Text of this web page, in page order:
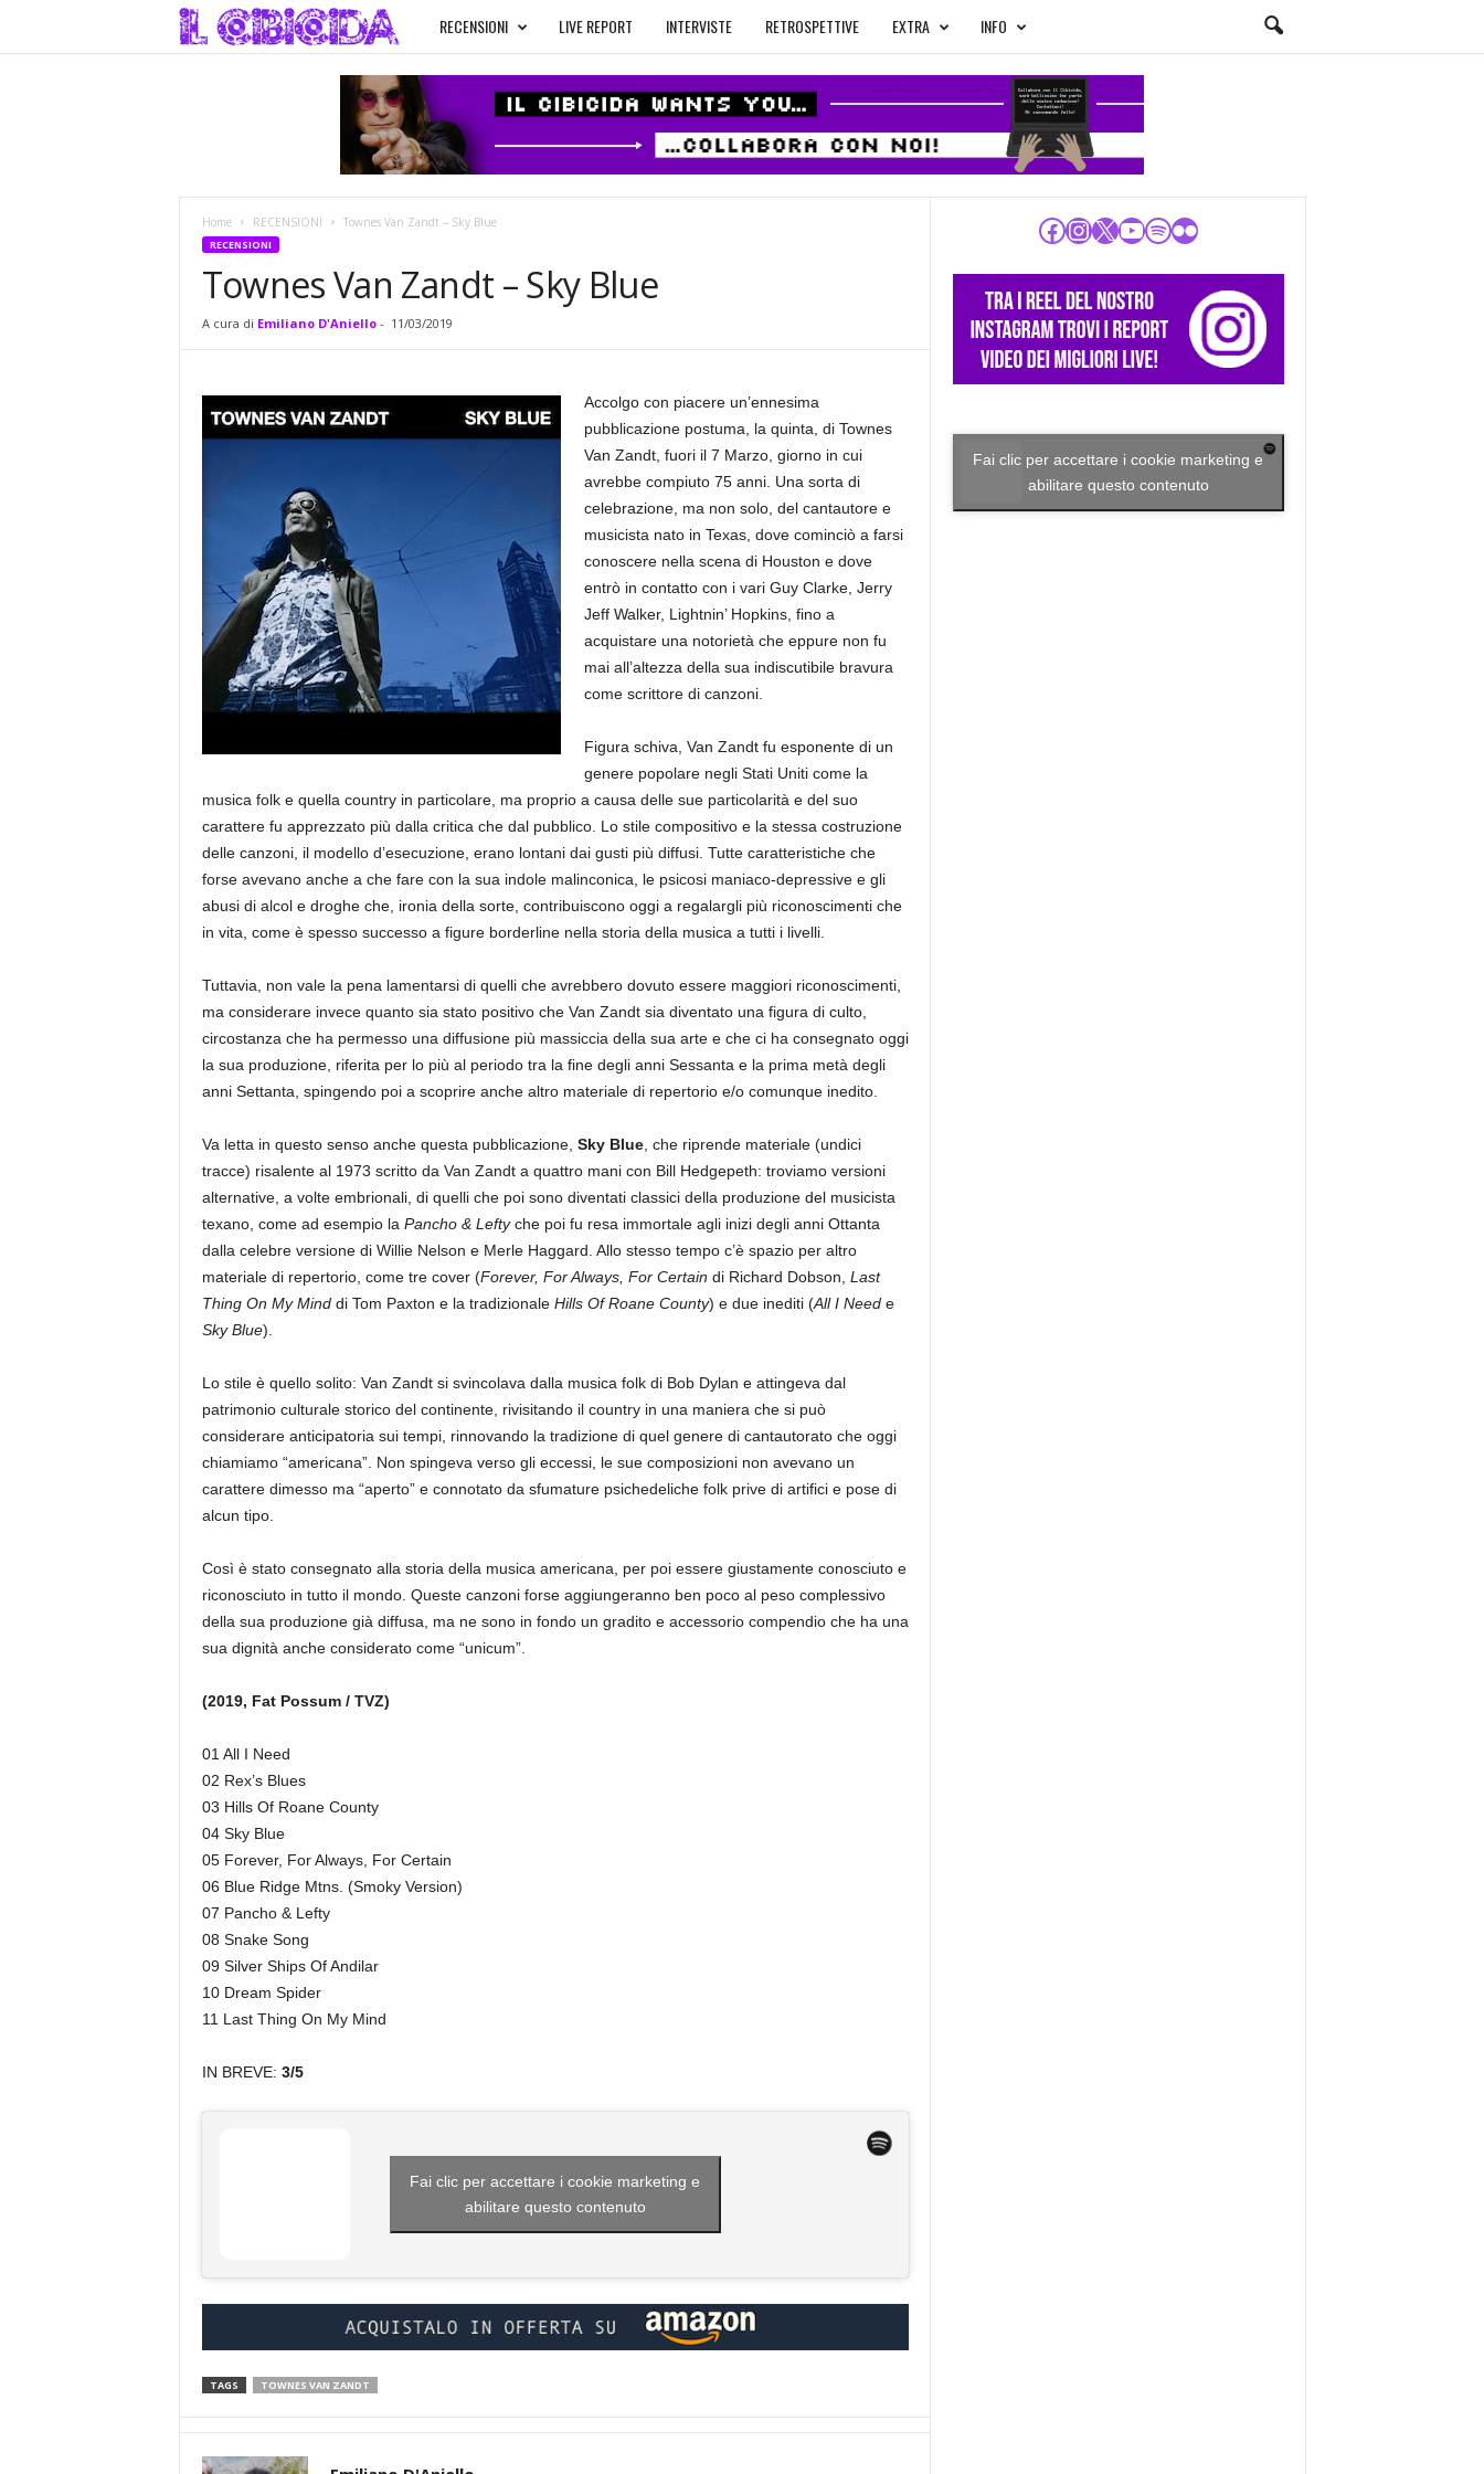
l
C
i
i
RECENSIONI LIVE REPORT INTERVISTE RETROSPETTIVE EXTRA INFO
Home RECENSIONI Townes Van Zandt – Sky Blue
RECENSIONI
Townes Van Zandt – Sky Blue
A cura di Emiliano D'Aniello- 11/03/2019
Accolgo con piacere un’ennesima
pubblicazione postuma, la quinta, di Townes
Van Zandt, fuori il 7 Marzo, giorno in cui
avrebbe compiuto 75 anni. Una sorta di
celebrazione, ma non solo, del cantautore e
musicista nato in Texas, dove cominciò a farsi
conoscere nella scena di Houston e dove
entrò in contatto con i vari Guy Clarke, Jerry
Jeff Walker, Lightnin’ Hopkins, fino a
acquistare una notorietà che eppure non fu
mai all’altezza della sua indiscutibile bravura
come scrittore di canzoni.
Figura schiva, Van Zandt fu esponente di un
genere popolare negli Stati Uniti come la
musica folk e quella country in particolare, ma proprio a causa delle sue particolarità e del suo
carattere fu apprezzato più dalla critica che dal pubblico. Lo stile compositivo e la stessa costruzione
delle canzoni, il modello d’esecuzione, erano lontani dai gusti più diffusi. Tutte caratteristiche che
forse avevano anche a che fare con la sua indole malinconica, le psicosi maniaco-depressive e gli
abusi di alcol e droghe che, ironia della sorte, contribuiscono oggi a regalargli più riconoscimenti che
in vita, come è spesso successo a figure borderline nella storia della musica a tutti i livelli.
Tuttavia, non vale la pena lamentarsi di quelli che avrebbero dovuto essere maggiori riconoscimenti,
ma considerare invece quanto sia stato positivo che Van Zandt sia diventato una figura di culto,
circostanza che ha permesso una diffusione più massiccia della sua arte e che ci ha consegnato oggi
la sua produzione, riferita per lo più al periodo tra la fine degli anni Sessanta e la prima metà degli
anni Settanta, spingendo poi a scoprire anche altro materiale di repertorio e/o comunque inedito.
Va letta in questo senso anche questa pubblicazione, Sky Blue, che riprende materiale (undici
tracce) risalente al 1973 scritto da Van Zandt a quattro mani con Bill Hedgepeth: troviamo versioni
alternative, a volte embrionali, di quelli che poi sono diventati classici della produzione del musicista
texano, come ad esempio la Pancho & Leftyche poi fu resa immortale agli inizi degli anni Ottanta
dalla celebre versione di Willie Nelson e Merle Haggard. Allo stesso tempo c’è spazio per altro
materiale di repertorio, come tre cover (Forever, For Always, For Certain di Richard Dobson, Last
Thing On My Minddi Tom Paxton e la tradizionale Hills Of Roane County) e due inediti (All I Neede
Sky Blue).
Lo stile è quello solito: Van Zandt si svincolava dalla musica folk di Bob Dylan e attingeva dal
patrimonio culturale storico del continente, rivisitando il country in una maniera che si può
considerare anticipatoria sui tempi, rinnovando la tradizione di quel genere di cantautorato che oggi
chiamiamo “americana”. Non spingeva verso gli eccessi, le sue composizioni non avevano un
carattere dimesso ma “aperto” e connotato da sfumature psichedeliche folk prive di artifici e pose di
alcun tipo.
Così è stato consegnato alla storia della musica americana, per poi essere giustamente conosciuto e
riconosciuto in tutto il mondo. Queste canzoni forse aggiungeranno ben poco al peso complessivo
della sua produzione già diffusa, ma ne sono in fondo un gradito e accessorio compendio che ha una
sua dignità anche considerato come “unicum”.
(2019, Fat Possum / TVZ)
01 All I Need
02 Rex’s Blues
03 Hills Of Roane County
04 Sky Blue
05 Forever, For Always, For Certain
06 Blue Ridge Mtns. (Smoky Version)
07 Pancho & Lefty
08 Snake Song
09 Silver Ships Of Andilar
10 Dream Spider
11 Last Thing On My Mind
IN BREVE: 3/5
Fai clic per accettare i cookie marketing e
abilitare questo contenuto
TAGS TOWNES VAN ZANDT
Facebook
Instagram
X YouTube
Spotify
Flickr
Fai clic per accettare i cookie marketing e
abilitare questo contenuto